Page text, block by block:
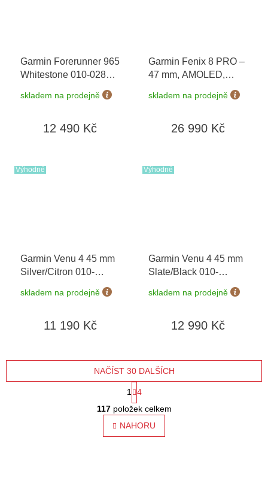
Garmin Forerunner 965
Whitestone 010-02809-
+ možnost výměny
do 90 dní
skladem na prodejně
12 490 Kč
Garmin Fenix 8 PRO –
47 mm, AMOLED,
grey/Chestnut 010-
řemínek + Topo Czech
hodnotě 1290,-
skladem na prodejně
26 990 Kč
Výhodné
Garmin Venu 4 45 mm
Silver/Citron 010-
skladem na prodejně
11 190 Kč
Výhodné
Garmin Venu 4 45 mm
Slate/Black 010-
03014-03 + náhradní
řemínek
skladem na prodejně
12 990 Kč
O
v
l
á
NAČÍST 30 DALŠÍCH
S
t
r
1
4
117položek celkem
NAHORU